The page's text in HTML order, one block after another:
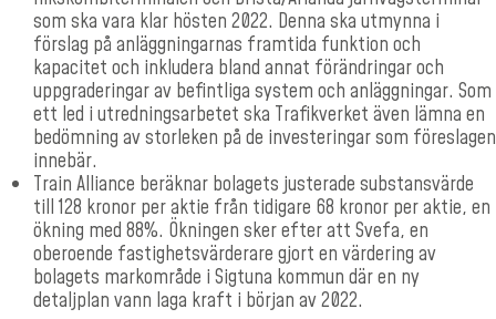
som ska vara klar hösten 2022. Denna ska utmynna i
förslag på anläggningarnas framtida funktion och
kapacitet och inkludera bland annat förändringar och
uppgraderingar av befintliga system och anläggningar. Som
ett led i utredningsarbetet ska Trafikverket även lämna en
bedömning av storleken på de investeringar som föreslagen
innebär.
Train Alliance beräknar bolagets justerade substansvärde
till 128 kronor per aktie från tidigare 68 kronor per aktie, en
ökning med 88%. Ökningen sker efter att Svefa, en
oberoende fastighetsvärderare gjort en värdering av
bolagets markområde i Sigtuna kommun där en ny
detaljplan vann laga kraft i början av 2022.